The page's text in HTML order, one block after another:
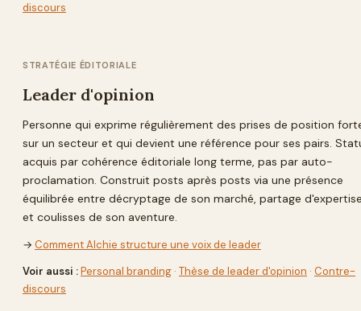
discours
STRATÉGIE ÉDITORIALE
Leader d'opinion
Personne qui exprime régulièrement des prises de position
sur un secteur et qui devient une référence pour ses pairs.
acquis par cohérence éditoriale long terme, pas par auto-
proclamation. Construit posts après posts via une présence
équilibrée entre décryptage de son marché, partage
et coulisses de son aventure.
→ Comment Alchie structure une voix de leader
Voir aussi :Personal branding · Thèse de leader d'opinion · Contre-
discours